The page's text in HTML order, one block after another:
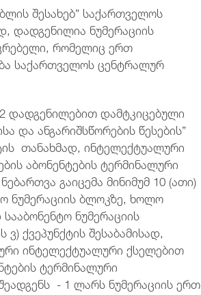
შესახებ” საქართველოს
დადგენილია ნუმერაციის
რომელიც ერთ
საქართველოს ცენტრალურ
დამტკიცებული
და ანგარიშსწორების წესების”
თანახმად, ინტელექტუალური
აბონენტების ტერმინალური
გაიცემა მინიმუმ 10 (ათი)
ნუმერაციის ბლოკზე, ხოლო
ნუმერაციის
ქვეპუნქტის შესაბამისად,
ინტელექტუალური ქსელებით
ტერმინალური
- 1 ლარს ნუმერაციის ერთ